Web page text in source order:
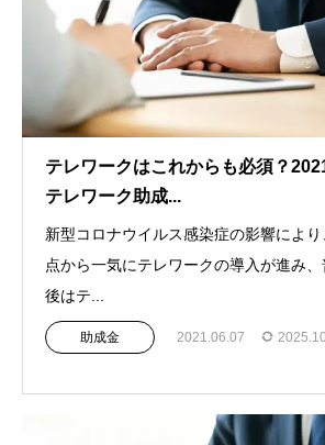
テレワークはこれからも必須？
テレワーク助成...
新型コロナウイルス感染症の影響によ
点から一気にテレワークの導入が進み
後はテ...
助成金 2021.06.07